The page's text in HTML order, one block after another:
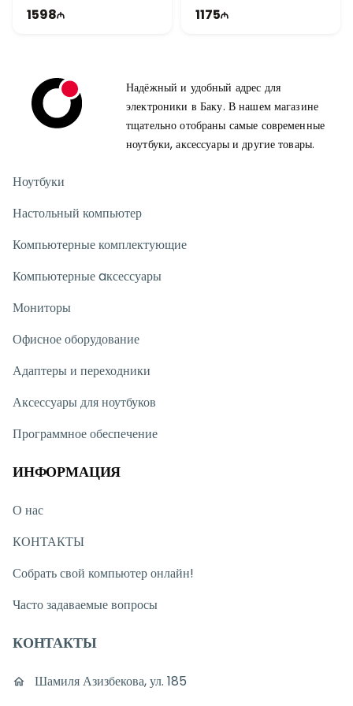
1598 1175
Надёжный и удобный адрес для
электроники в Баку. В нашем магазине
тщательно отобраны самые современные
ноутбуки, аксессуары и другие товары.
Ноутбуки
Настольный компьютер
Компьютерные комплектующие
Компьютерные aксессуары
Мониторы
Офисное оборудование
Адаптеры и переходники
Аксессуары для ноутбуков
Программное обеспечение
ИНФОРМАЦИЯ
О нас
КОНТАКТЫ
Собрать свой компьютер онлайн!
Часто задаваемые вопросы
КОНТАКТЫ
Шамиля Азизбекова, ул. 185